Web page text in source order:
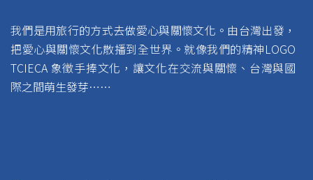
我們是用旅行的方式去做愛心與關懷文化。由台灣出發，
把愛心與關懷文化散播到全世界。就像我們的精神LOGO
TCIECA 象徵手捧文化，讓文化在交流與關懷、台灣與國
際之間萌生發芽……